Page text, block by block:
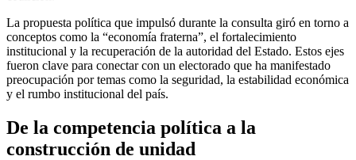
La propuesta política que impulsó durante la consulta giró en torno a
conceptos como la “economía fraterna”, el fortalecimiento
institucional y la recuperación de la autoridad del Estado. Estos ejes
fueron clave para conectar con un electorado que ha manifestado
preocupación por temas como la seguridad, la estabilidad económica
y el rumbo institucional del país.
De la competencia política a la
construcción de unidad